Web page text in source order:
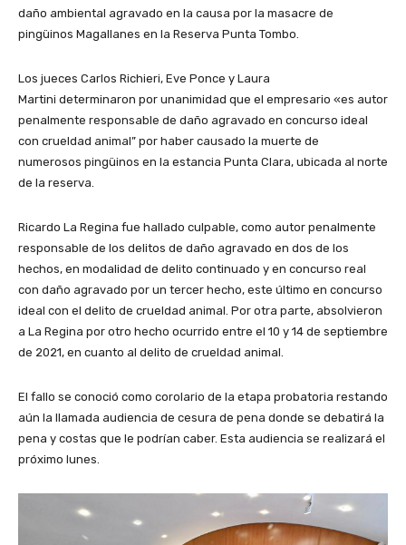
daño ambiental agravado en la causa por la masacre de
pingüinos Magallanes en la Reserva Punta Tombo.
Los jueces Carlos Richieri, Eve Ponce y Laura
Martini determinaron por unanimidad que el empresario «es autor
penalmente responsable de daño agravado en concurso ideal
con crueldad animal” por haber causado la muerte de
numerosos pingüinos en la estancia Punta Clara, ubicada al norte
de la reserva.
Ricardo La Regina fue hallado culpable, como autor penalmente
responsable de los delitos de daño agravado en dos de los
hechos, en modalidad de delito continuado y en concurso real
con daño agravado por un tercer hecho, este último en concurso
ideal con el delito de crueldad animal. Por otra parte, absolvieron
a La Regina por otro hecho ocurrido entre el 10 y 14 de septiembre
de 2021, en cuanto al delito de crueldad animal.
El fallo se conoció como corolario de la etapa probatoria restando
aún la llamada audiencia de cesura de pena donde se debatirá la
pena y costas que le podrían caber. Esta audiencia se realizará el
próximo lunes.